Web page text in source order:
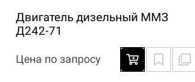
Двигатель дизельный ММЗ
Д242-71
Цена по запросу